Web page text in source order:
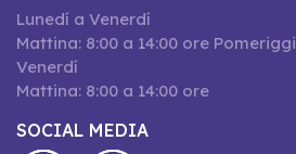
Lunedí a Venerdí
Mattina: 8:00 a 14:00 ore
Venerdí
Mattina: 8:00 a 14:00 ore
SOCIAL MEDIA